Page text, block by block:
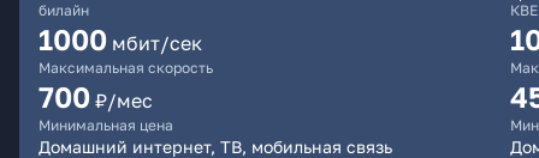
билайн
1000 мбит/сек
Максимальная скорость
700 ₽/мес
Минимальная цена
Домашний интернет, ТВ, мобильная связь